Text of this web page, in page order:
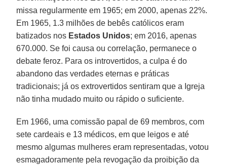
missa regularmente em 1965; em 2000, apenas 22%.
Em 1965, 1.3 milhões de bebês católicos eram
batizados nos Estados Unidos; em 2016, apenas
670.000. Se foi causa ou correlação, permanece o
debate feroz. Para os introvertidos, a culpa é do
abandono das verdades eternas e práticas
tradicionais; já os extrovertidos sentiram que a Igreja
não tinha mudado muito ou rápido o suficiente.
Em 1966, uma comissão papal de 69 membros, com
sete cardeais e 13 médicos, em que leigos e até
mesmo algumas mulheres eram representadas, votou
esmagadoramente pela revogação da proibição da